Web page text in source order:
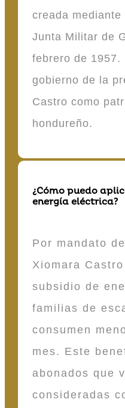
creada
Junta Militar de
febrero de 1957.
gobierno de la
Castro como
hondureño.
¿Cómo puedo
energía eléctrica?
Por mandato
Xiomara
subsidio de
familias de
consumen
mes. Este
abonados que
consideradas